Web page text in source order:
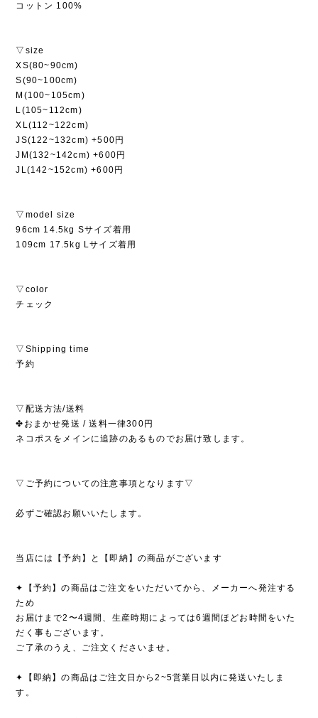
コットン 100%
▽size
XS(80~90cm)
S(90~100cm)
M(100~105cm)
L(105~112cm)
XL(112~122cm)
JS(122~132cm) +500円
JM(132~142cm) +600円
JL(142~152cm) +600円
▽model size
96cm 14.5kg Sサイズ着用
109cm 17.5kg Lサイズ着用
▽color
チェック
▽Shipping time
予約
▽配送方法/送料
✤おまかせ発送 / 送料一律300円
ネコポスをメインに追跡のあるものでお届け致します。
▽ご予約についての注意事項となります▽
必ずご確認お願いいたします。
当店には【予約】と【即納】の商品がございます
✦【予約】の商品はご注文をいただいてから、メーカーへ発注する
ため
お届けまで2〜4週間、生産時期によっては6週間ほどお時間をいた
だく事もございます。
ご了承のうえ、ご注文くださいませ。
✦【即納】の商品はご注文日から2~5営業日以内に発送いたしま
す。